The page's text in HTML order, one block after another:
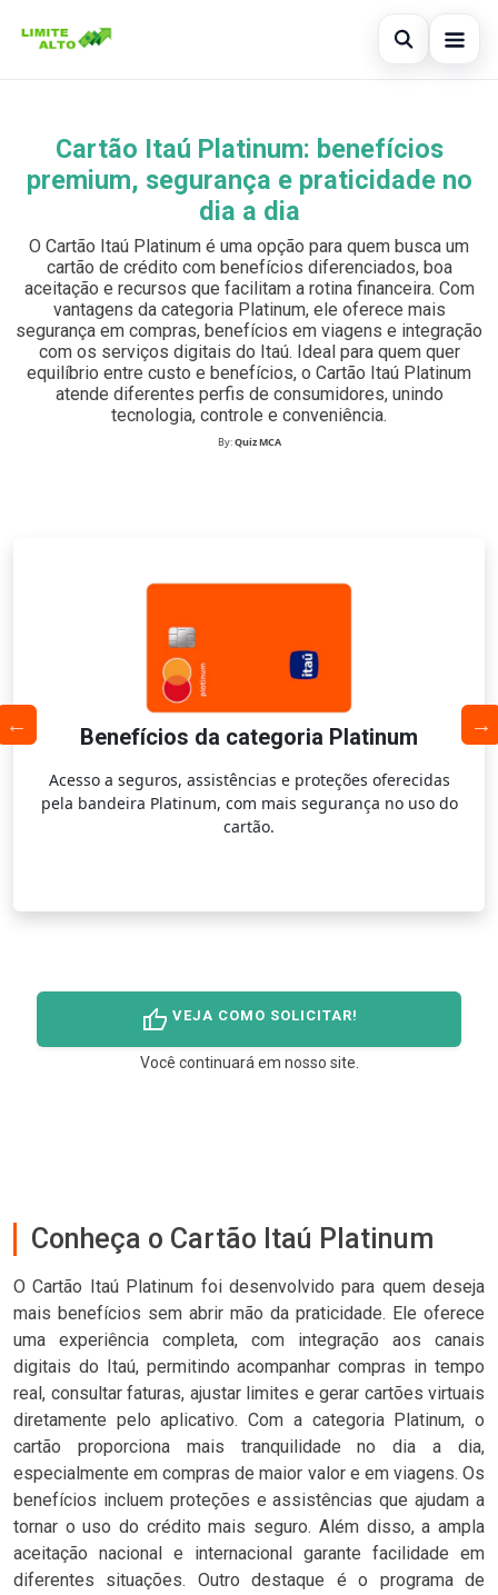
Abrir busca
Cartão de crédito
Empréstimo
Legal
Buscar no site
×
Buscar por:
Pressione Enter para buscar ou ESC para fechar.
Cartão Itaú Platinum: benefícios
premium, segurança e praticidade no
dia a dia
O Cartão Itaú Platinum é uma opção para quem busca um
cartão de crédito com benefícios diferenciados, boa
aceitação e recursos que facilitam a rotina financeira. Com
vantagens da categoria Platinum, ele oferece mais
segurança em compras, benefícios em viagens e integração
com os serviços digitais do Itaú. Ideal para quem quer
equilíbrio entre custo e benefícios, o Cartão Itaú Platinum
atende diferentes perfis de consumidores, unindo
tecnologia, controle e conveniência.
By:Quiz MCA
Benefícios da categoria Platinum
Acesso a seguros, assistências e proteções oferecidas
pela bandeira Platinum, com mais segurança no uso do
cartão.
thumb_up VEJA COMO SOLICITAR!
Você continuará em nosso site.
Conheça o Cartão Itaú Platinum
O Cartão Itaú Platinum foi desenvolvido para quem deseja
mais benefícios sem abrir mão da praticidade. Ele oferece
uma experiência completa, com integração aos canais
digitais do Itaú, permitindo acompanhar compras in tempo
real, consultar faturas, ajustar limites e gerar cartões virtuais
diretamente pelo aplicativo. Com a categoria Platinum, o
cartão proporciona mais tranquilidade no dia a dia,
especialmente em compras de maior valor e em viagens. Os
benefícios incluem proteções e assistências que ajudam a
tornar o uso do crédito mais seguro. Além disso, a ampla
aceitação nacional e internacional garante facilidade em
diferentes situações. Outro destaque é o programa de